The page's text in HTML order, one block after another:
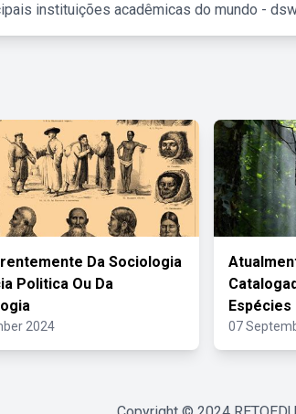
instituições acadêmicas do mundo -
Da Sociologia
Politica Ou Da
2024
Espécies
07